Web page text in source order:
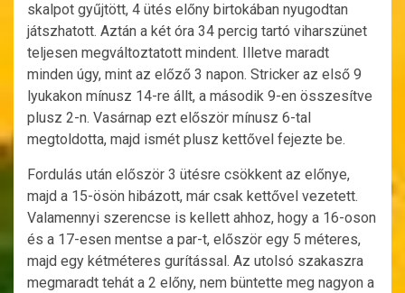
skalpot gyűjtött, 4 ütés előny birtokában nyugodtan
játszhatott. Aztán a két óra 34 percig tartó viharszünet
teljesen megváltoztatott mindent. Illetve maradt
minden úgy, mint az előző 3 napon. Stricker az első 9
lyukakon mínusz 14-re állt, a második 9-en összesítve
plusz 2-n. Vasárnap ezt először mínusz 6-tal
megtoldotta, majd ismét plusz kettővel fejezte be.
Fordulás után először 3 ütésre csökkent az előnye,
majd a 15-ösön hibázott, már csak kettővel vezetett.
Valamennyi szerencse is kellett ahhoz, hogy a 16-oson
és a 17-esen mentse a par-t, először egy 5 méteres,
majd egy kétméteres gurítással. Az utolsó szakaszra
megmaradt tehát a 2 előny, nem büntette meg nagyon a